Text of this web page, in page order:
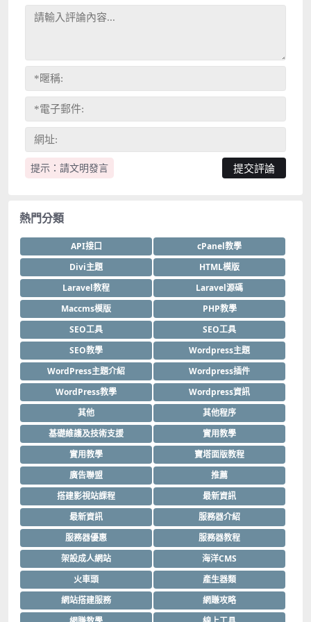
提示：請文明發言
熱門分類
API接口
cPanel教學
Divi主題
HTML模版
Laravel教程
Laravel源碼
Maccms模版
PHP教學
SEO工具
SEO工具
SEO教學
Wordpress主題
WordPress主題介紹
Wordpress插件
WordPress教學
Wordpress資訊
其他
其他程序
基礎維護及技術支援
實用教學
實用教學
寶塔面版教程
廣告聯盟
推薦
搭建影視站課程
最新資訊
最新資訊
服務器介紹
服務器優惠
服務器教程
架設成人網站
海洋CMS
火車頭
產生器類
網站搭建服務
網賺攻略